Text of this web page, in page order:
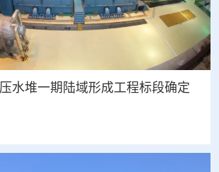
水堆一期陆域形成工程标段确定